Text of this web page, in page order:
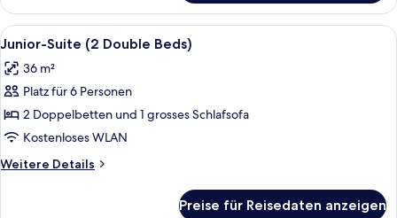
Zimmer,
1 King-
Bett
Alle
Fotos
für
Junior-
Suite
(2
Double
Beds)
Hochwertige Bettwaren, Zimmersafe,
5
Junior-Suite (2 Double Beds)
36 m²
Platz für 6 Personen
2 Doppelbetten und 1 grosses Schlafsofa
Kostenloses WLAN
Weitere Details
Weitere
Preise für Reisedaten anzeigen